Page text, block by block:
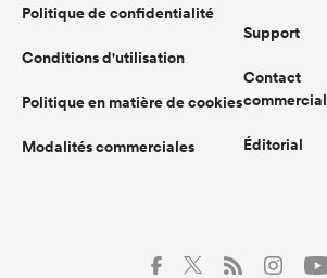
Politique de confidentialité
Conditions d'utilisation
Politique en matière de cookies
Modalités commerciales
Support
Contact
commercial
Éditorial